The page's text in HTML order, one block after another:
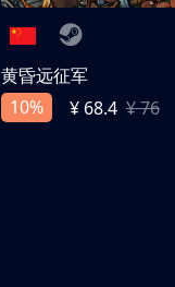
黄昏远征军
10%
¥ 68.4 ¥ 76